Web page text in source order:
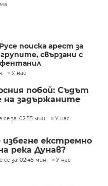
поиска арест за
свързани с
фентанил
У нас
побой: Съдът
на задържаните
се за: 02:55 мин. У нас
екстремно
река Дунав?
се за: 02:45 мин. У нас